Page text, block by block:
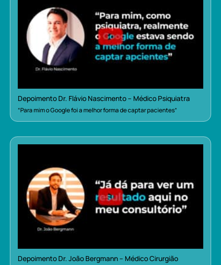
Depoimento Dr. Flávio Nascimento – Médico Psiquiatra
“Para mim o Google foi a melhor forma de captar pacientes”
Depoimento Dr. João Bergmann – Médico Cirurgião